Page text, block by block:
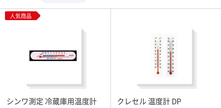
人気商品
シンワ測定 冷蔵庫用温度計 クレセル 温度計 DP